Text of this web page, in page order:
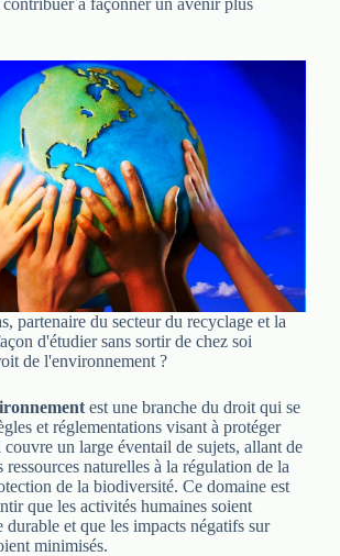
à façonner un avenir plus
partenaire du secteur du recyclage et la
d'étudier sans sortir de chez soi
de l'environnement ?
est une branche du droit qui se
et réglementations visant à protéger
un large éventail de sujets, allant de
ressources naturelles à la régulation de la
de la biodiversité. Ce domaine est
que les activités humaines soient
durable et que les impacts négatifs sur
minimisés.